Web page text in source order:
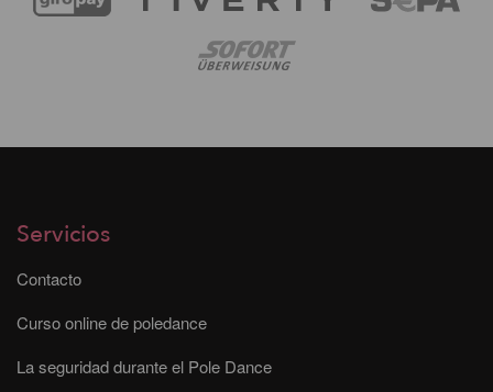
Servicios
Contacto
Curso online de poledance
La seguridad durante el Pole Dance